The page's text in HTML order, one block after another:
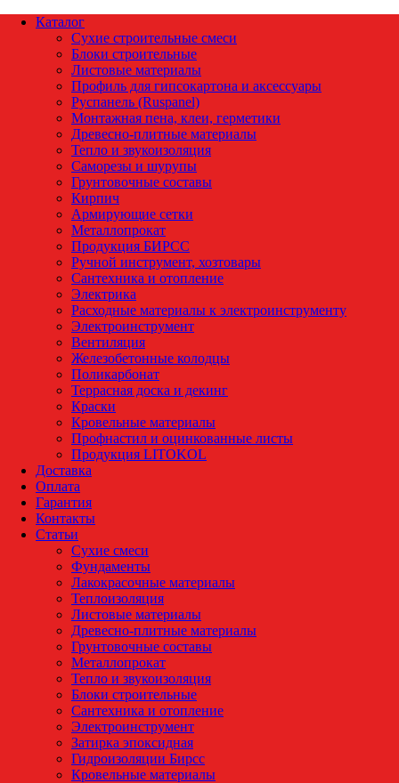
Каталог
Сухие строительные смеси
Блоки строительные
Листовые материалы
Профиль для гипсокартона и аксессуары
Руспанель (Ruspanel)
Монтажная пена, клеи, герметики
Древесно-плитные материалы
Тепло и звукоизоляция
Саморезы и шурупы
Грунтовочные составы
Кирпич
Армирующие сетки
Металлопрокат
Продукция БИРСС
Ручной инструмент, хозтовары
Сантехника и отопление
Электрика
Расходные материалы к электроинструменту
Электроинструмент
Вентиляция
Железобетонные колодцы
Поликарбонат
Террасная доска и декинг
Краски
Кровельные материалы
Профнастил и оцинкованные листы
Продукция LITOKOL
Доставка
Оплата
Гарантия
Контакты
Статьи
Сухие смеси
Фундаменты
Лакокрасочные материалы
Теплоизоляция
Листовые материалы
Древесно-плитные материалы
Грунтовочные составы
Металлопрокат
Тепло и звукоизоляция
Блоки строительные
Сантехника и отопление
Электроинструмент
Затирка эпоксидная
Гидроизоляции Бирсс
Кровельные материалы